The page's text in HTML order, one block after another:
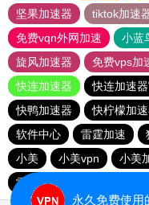
坚果加速器
tiktok加速
免费vqn外网加速
小蓝
旋风加速器
免费vps加
快连加速器
快连加速
快鸭加速器
快柠檬加
软件中心
雷霆加速
小美
小美vpn 小美
雷霆加速版ins
永久免费使用